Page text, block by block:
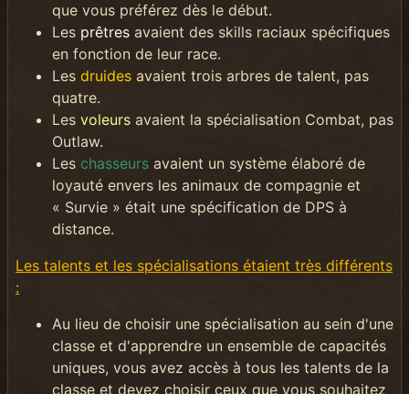
que vous préférez dès le début.
Les prêtres avaient des skills raciaux spécifiques
en fonction de leur race.
Les druides avaient trois arbres de talent, pas
quatre.
Les voleurs avaient la spécialisation Combat, pas
Outlaw.
Les chasseurs avaient un système élaboré de
loyauté envers les animaux de compagnie et
« Survie » était une spécification de DPS à
distance.
Les talents et les spécialisations étaient très différents
:
Au lieu de choisir une spécialisation au sein d'une
classe et d'apprendre un ensemble de capacités
uniques, vous avez accès à tous les talents de la
classe et devez choisir ceux que vous souhaitez